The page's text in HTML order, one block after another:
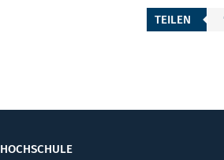
TEILEN
HOCHSCHULE